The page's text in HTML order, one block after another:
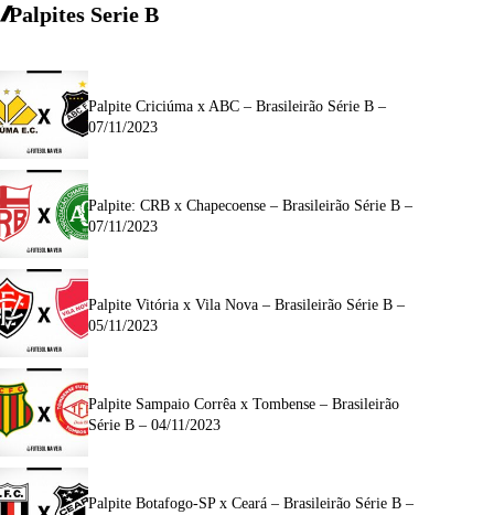
Palpites Serie B
Palpite Criciúma x ABC – Brasileirão Série B –
07/11/2023
Palpite: CRB x Chapecoense – Brasileirão Série B –
07/11/2023
Palpite Vitória x Vila Nova – Brasileirão Série B –
05/11/2023
Palpite Sampaio Corrêa x Tombense – Brasileirão
Série B – 04/11/2023
Palpite Botafogo-SP x Ceará – Brasileirão Série B –